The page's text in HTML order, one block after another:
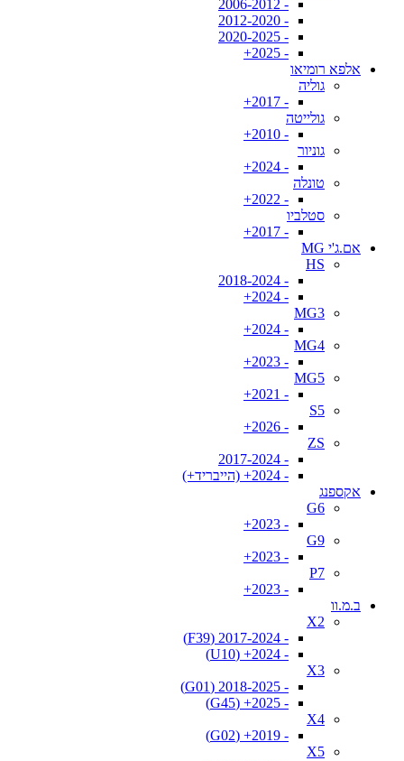
- 2006-2012
- 2012-2020
- 2020-2025
- 2025+
אלפא רומיאו
גוליה
- 2017+
גולייטה
- 2010+
גוניור
- 2024+
טונלה
- 2022+
סטלביו
- 2017+
אם.ג'י MG
HS
- 2018-2024
- 2024+
MG3
- 2024+
MG4
- 2023+
MG5
- 2021+
S5
- 2026+
ZS
- 2017-2024
- 2024+ (הייבריד+)
אקספנג
G6
- 2023+
G9
- 2023+
P7
- 2023+
ב.מ.וו
X2
- 2017-2024 (F39)
- 2024+ (U10)
X3
- 2018-2025 (G01)
- 2025+ (G45)
X4
- 2019+ (G02)
X5